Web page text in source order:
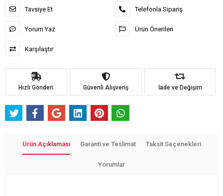
Tavsiye Et
Yorum Yaz
Karşılaştır
Telefonla Sipariş
Ürün Önerileri
Hızlı Gönderi Güvenli Alışveriş İade ve Değişim
Ürün Açıklaması Garanti ve Teslimat Taksit Seçenekleri
Yorumlar